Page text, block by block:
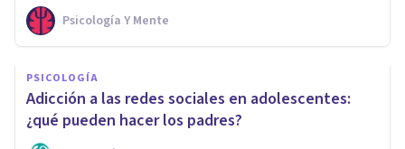
Psicología Y Mente
PSICOLOGÍA
Adicción a las redes sociales en adolescentes:
¿qué pueden hacer los padres?